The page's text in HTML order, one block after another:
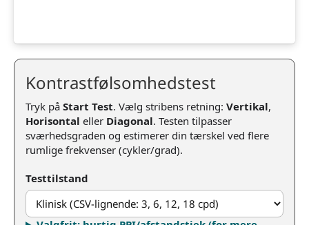
Kontrastfølsomhedstest
Tryk på Start Test. Vælg stribens retning: Vertikal,
Horisontal eller Diagonal. Testen tilpasser
sværhedsgraden og estimerer din tærskel ved flere
rumlige frekvenser (cykler/grad).
Testtilstand